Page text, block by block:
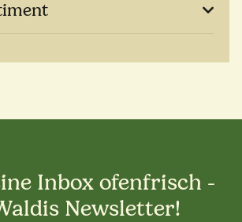
Inbox ofenfrisch -
Newsletter!